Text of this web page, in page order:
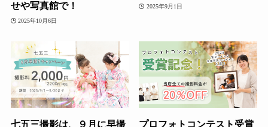
せや写真館で！
2025年10月6日
2025年9月1日
七五三撮影は、９月に早撮
プロフォトコンテスト受賞